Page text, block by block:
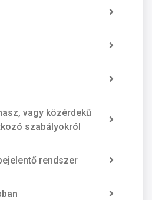
vagy közérdekű
szabályokról
rendszer